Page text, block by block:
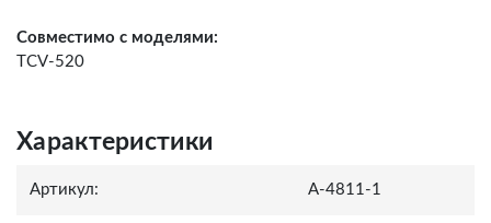
Совместимо с моделями:
TCV-520
Характеристики
Артикул: A-4811-1